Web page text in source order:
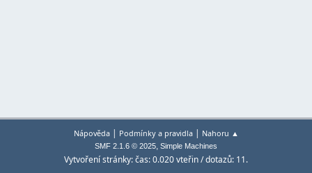
Nápověda| Podmínky a pravidla| Nahoru ▲
SMF 2.1.6 © 2025, Simple Machines
Vytvoření stránky: čas: 0.020 vteřin / dotazů: 11.